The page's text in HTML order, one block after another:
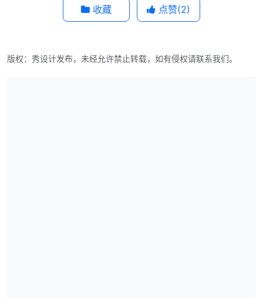
收藏 点赞(2)
版权：秀设计发布，未经允许禁止转载，如有侵权请联系我们。